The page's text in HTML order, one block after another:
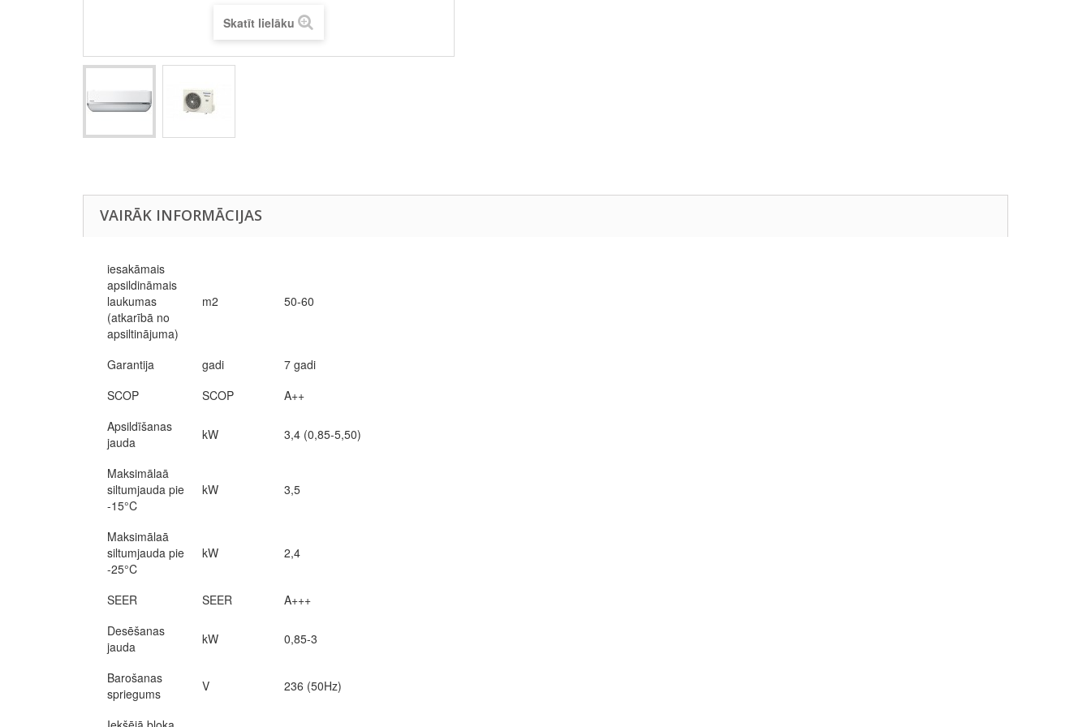
Skatīt lielāku
VAIRĀK INFORMĀCIJAS
iesakāmais
apsildināmais
laukumas
(atkarībā no
apsiltinājuma)
m2 50-60
Garantija gadi
7 gadi
SCOP
SCOP
A++
Apsildīšanas
jauda
kW 3,4 (0,85-5,50)
Maksimālaā
siltumjauda pie
-15°C
kW 3,5
Maksimālaā
siltumjauda pie
-25°C
kW 2,4
SEER SEER
A+++
Desēšanas
jauda
kW 0,85-3
Barošanas
spriegums
V 236 (50Hz)